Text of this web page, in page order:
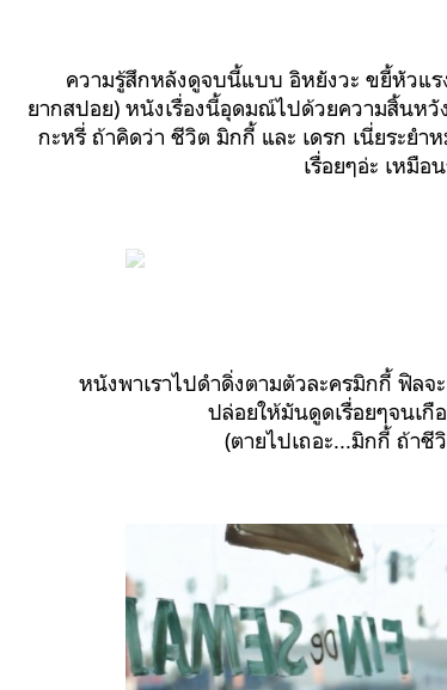
ความรู้สึกหลังดูจบนี้แบบ อิหยังวะ ขยี้หัวแร
ยากสปอย) หนังเรื่องนี้อุดมณ์ไปด้วยความสิ้นห
กะหรี่ ถ้าคิดว่า ชีวิต มิกกี้ และ เดรก เนี่ยระยำ
เรื่อยๆอ่ะ เหมือ
หนังพาเราไปดำดิ่งตามตัวละครมิกกี้ ฟิลจะ
ปล่อยให้มันดูดเรื่อยๆจนเ
(ตายไปเถอะ...มิกกี้ ถ้า